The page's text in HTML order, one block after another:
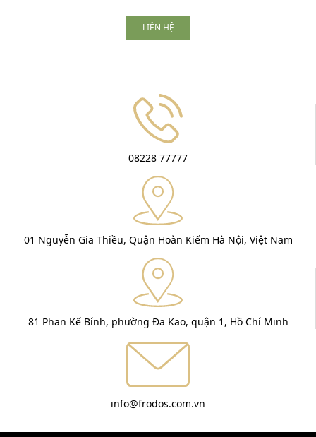
LIÊN HỆ
08228 77777
01 Nguyễn Gia Thiều, Quận Hoàn Kiếm Hà Nội, Việt Nam
81 Phan Kế Bính, phường Đa Kao, quận 1, Hồ Chí Minh
info@frodos.com.vn